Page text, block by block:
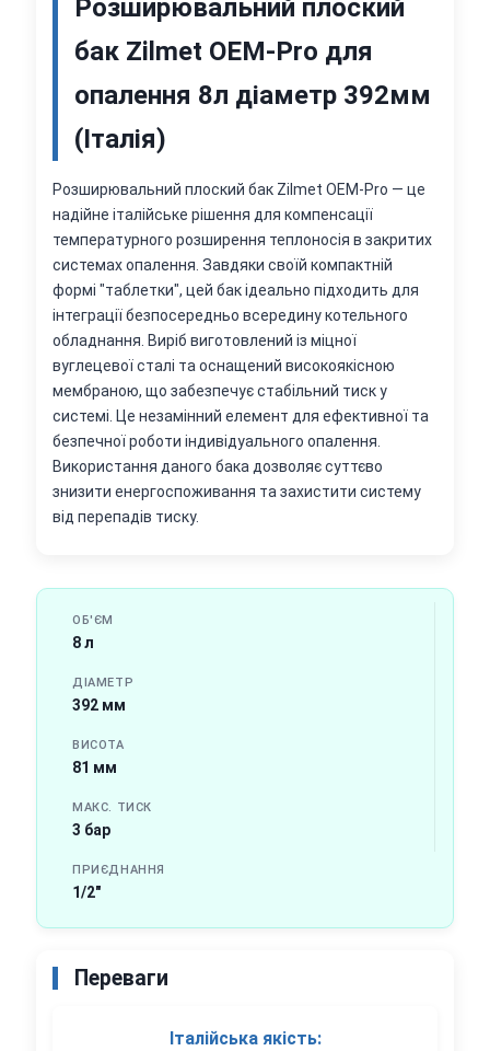
Розширювальний плоский
бак Zilmet OEM-Pro для
опалення 8л діаметр 392мм
(Італія)
Розширювальний плоский бак Zilmet OEM-Pro — це
надійне італійське рішення для компенсації
температурного розширення теплоносія в закритих
системах опалення. Завдяки своїй компактній
формі "таблетки", цей бак ідеально підходить для
інтеграції безпосередньо всередину котельного
обладнання. Виріб виготовлений із міцної
вуглецевої сталі та оснащений високоякісною
мембраною, що забезпечує стабільний тиск у
системі. Це незамінний елемент для ефективної та
безпечної роботи індивідуального опалення.
Використання даного бака дозволяє суттєво
знизити енергоспоживання та захистити систему
від перепадів тиску.
ОБ'ЄМ
8 л
ДІАМЕТР
392 мм
ВИСОТА
81 мм
МАКС. ТИСК
3 бар
ПРИЄДНАННЯ
1/2"
Переваги
Італійська якість: